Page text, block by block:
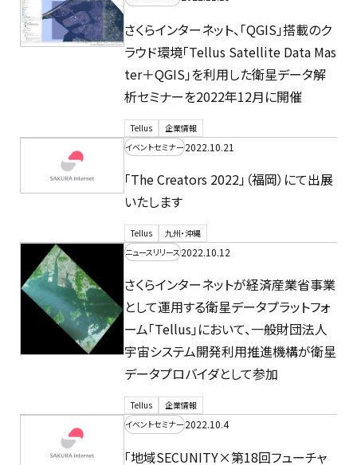
さくらインターネット、「QGIS」搭載のク
ラウド環境「Tellus Satellite Data Mas
ter＋QGIS」を利用した衛星データ解
析セミナーを2022年12月に開催
Tellus
企業情報
イベントセミナー2022.10.21
「The Creators 2022」（福岡）にて出展
いたします
Tellus
九州・沖縄
ニュースリリース2022.10.12
さくらインターネットが経済産業省事業
として運用する衛星データプラットフォ
ーム「Tellus」において、一般財団法人
宇宙システム開発利用推進機構が衛星
データプロバイダとして参加
Tellus
企業情報
イベントセミナー2022.10.4
「地域SECUNITY×第18回フューチャ